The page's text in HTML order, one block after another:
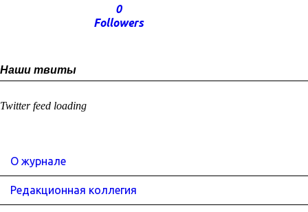
0
Followers
Наши твиты
Twitter feed loading
О журнале
Редакционная коллегия